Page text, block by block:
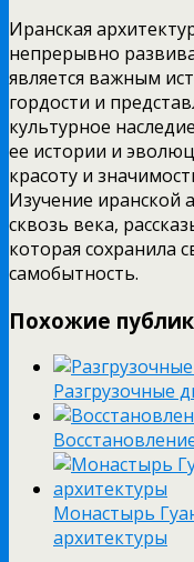
Иранская
непрерывно
является важным
гордости и
культурное
ее истории и
красоту и
Изучение иранской
сквозь века,
которая сохранила
самобытность.
Похожие
Разгрузочные
Монастырь
архитектуры